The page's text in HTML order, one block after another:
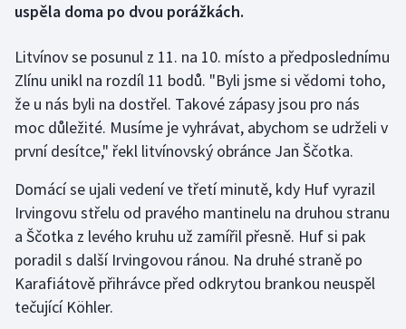
Curling
Dostihy
Florbal
Futsal
Golf
Gymnastika
Házená
Jezdectví
uspěla doma po dvou porážkách.
Litvínov se posunul z 11. na 10. místo a předposlednímu
Zlínu unikl na rozdíl 11 bodů. "Byli jsme si vědomi toho,
že u nás byli na dostřel. Takové zápasy jsou pro nás
moc důležité. Musíme je vyhrávat, abychom se udrželi v
první desítce," řekl litvínovský obránce Jan Ščotka.
Domácí se ujali vedení ve třetí minutě, kdy Huf vyrazil
Irvingovu střelu od pravého mantinelu na druhou stranu
a Ščotka z levého kruhu už zamířil přesně. Huf si pak
poradil s další Irvingovou ránou. Na druhé straně po
Karafiátově přihrávce před odkrytou brankou neuspěl
tečující Köhler.